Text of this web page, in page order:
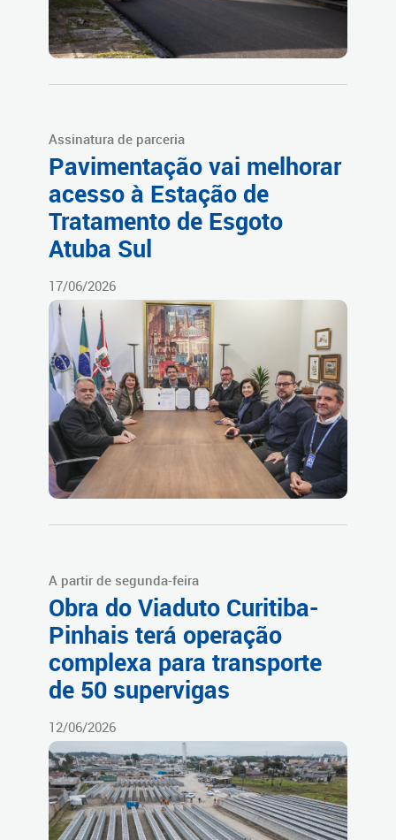
Assinatura de parceria
Pavimentação vai melhorar
acesso à Estação de
Tratamento de Esgoto
Atuba Sul
17/06/2026
A partir de segunda-feira
Obra do Viaduto Curitiba-
Pinhais terá operação
complexa para transporte
de 50 supervigas
12/06/2026